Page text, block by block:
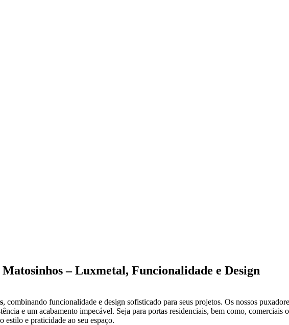
– Luxmetal, Funcionalidade e Design
, combinando funcionalidade e design sofisticado para seus projetos. Os nossos
e um acabamento impecável. Seja para portas residenciais, bem como, comerciais
estilo e praticidade ao seu espaço.